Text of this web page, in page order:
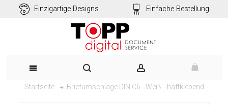
Einzigartige Designs Einfache Bestellung
Startseite Briefumschläge DIN C6 - Weiß - haftklebend